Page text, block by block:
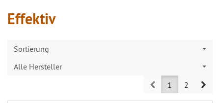
Effektiv
Sortierung
Alle Hersteller
Prev1 2